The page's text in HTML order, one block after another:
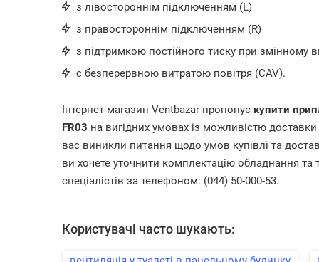
з лівостороннім підключенням (L)
з правостороннім підключенням (R)
з підтримкою постійного тиску при змінному
c безперервною витратою повітря (CAV).
Інтернет-магазин Ventbazar пропонує купити
FR03 на вигідних умовах із можливістю
вас виникли питання щодо умов купівлі та
ви хочете уточнити комплектацію обладнання та
спеціалістів за телефоном: (044) 50-000-53.
Користувачі часто шукають: